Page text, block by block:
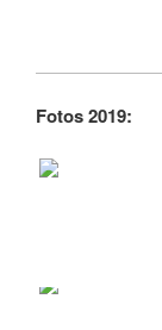
Fotos 2019: